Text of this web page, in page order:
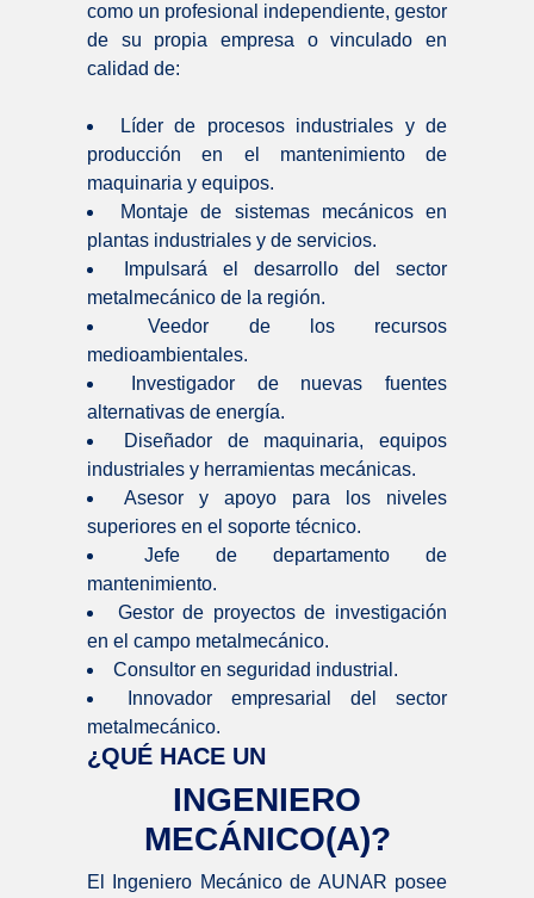
como un profesional independiente, gestor
de su propia empresa o vinculado en
calidad de:
Líder de procesos industriales y de
producción en el mantenimiento de
maquinaria y equipos.
Montaje de sistemas mecánicos en
plantas industriales y de servicios.
Impulsará el desarrollo del sector
metalmecánico de la región.
Veedor de los recursos
medioambientales.
Investigador de nuevas fuentes
alternativas de energía.
Diseñador de maquinaria, equipos
industriales y herramientas mecánicas.
Asesor y apoyo para los niveles
superiores en el soporte técnico.
Jefe de departamento de
mantenimiento.
Gestor de proyectos de investigación
en el campo metalmecánico.
Consultor en seguridad industrial.
Innovador empresarial del sector
metalmecánico.
¿QUÉ HACE UN
INGENIERO
MECÁNICO(A)?
El Ingeniero Mecánico de AUNAR posee